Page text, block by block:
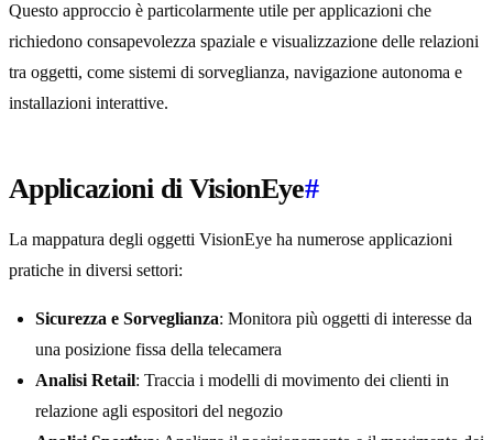
Questo approccio è particolarmente utile per applicazioni che
richiedono consapevolezza spaziale e visualizzazione delle relazioni
tra oggetti, come sistemi di sorveglianza, navigazione autonoma e
installazioni interattive.
Applicazioni di VisionEye#
La mappatura degli oggetti VisionEye ha numerose applicazioni
pratiche in diversi settori:
Sicurezza e Sorveglianza: Monitora più oggetti di interesse da
una posizione fissa della telecamera
Analisi Retail: Traccia i modelli di movimento dei clienti in
relazione agli espositori del negozio